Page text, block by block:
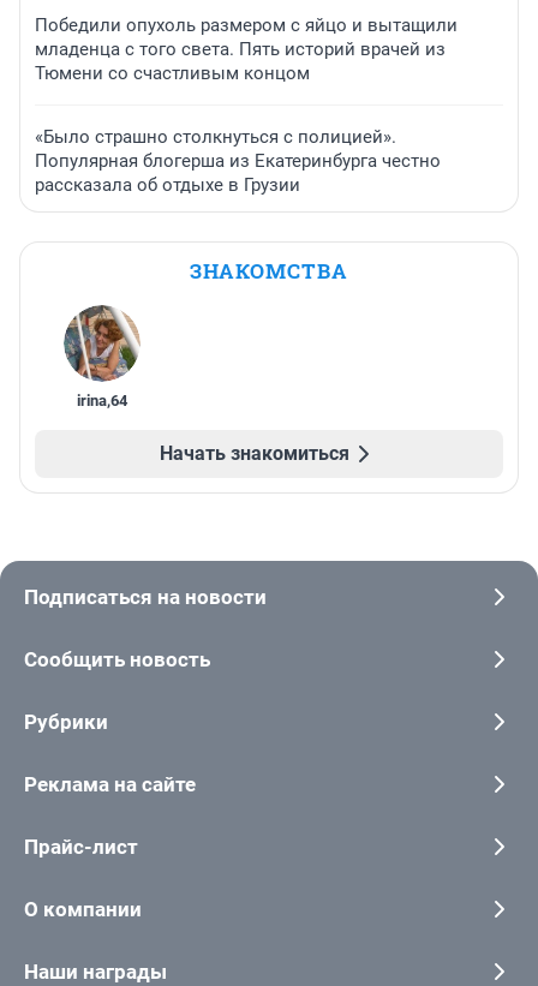
Победили опухоль размером с яйцо и вытащили
младенца с того света. Пять историй врачей из
Тюмени со счастливым концом
«Было страшно столкнуться с полицией».
Популярная блогерша из Екатеринбурга честно
рассказала об отдыхе в Грузии
ЗНАКОМСТВА
irina,64
Начать знакомиться
Подписаться на новости
Сообщить новость
Рубрики
Реклама на сайте
Прайс-лист
О компании
Наши награды